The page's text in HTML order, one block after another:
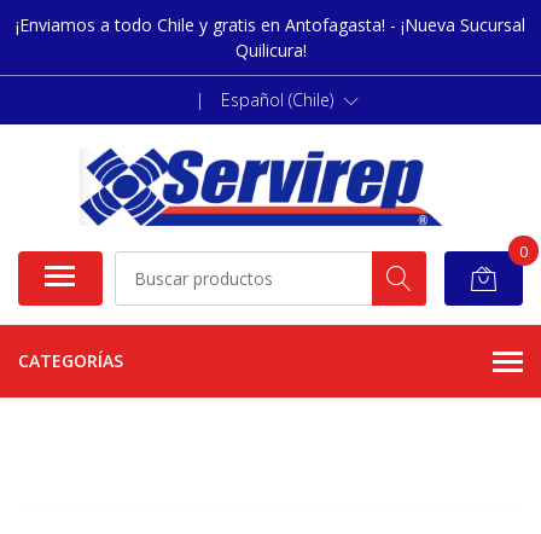
¡Enviamos a todo Chile y gratis en Antofagasta! - ¡Nueva Sucursal
Quilicura!
| Español (Chile)
0
CATEGORÍAS